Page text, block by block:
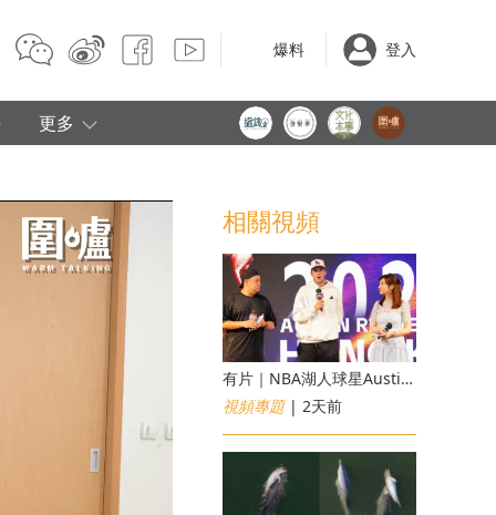
爆料 登入
更多
相關視頻
有片｜NBA湖人球星Austin Reaves訪港 修頓與青少年交流球技
視頻專題| 2天前